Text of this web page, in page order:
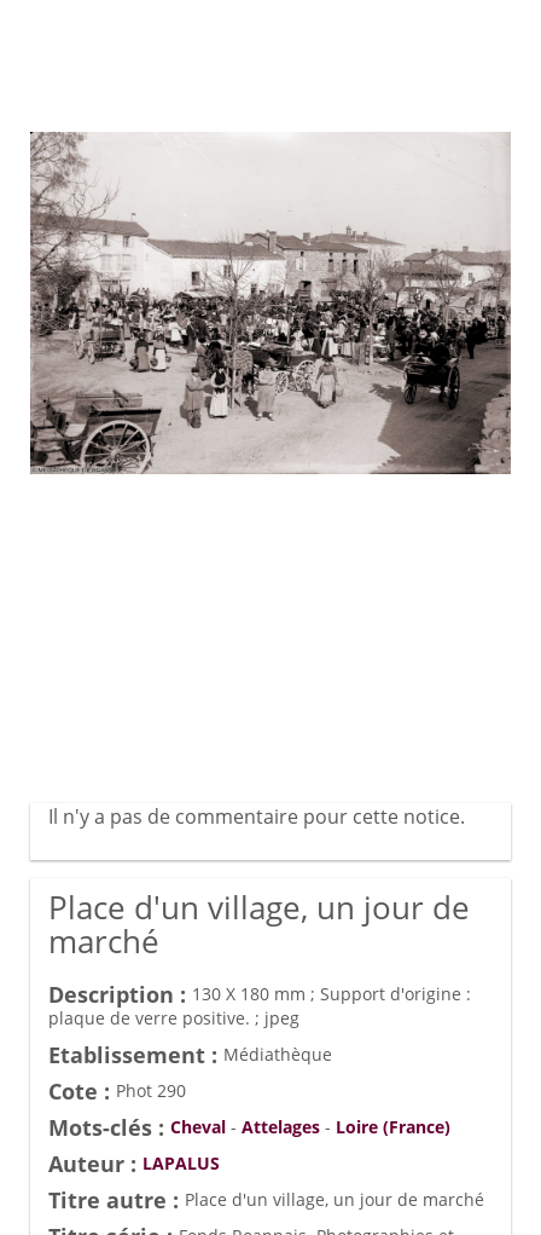
Il n'y a pas de commentaire pour cette notice.
Place d'un village, un jour de
marché
Description : 130 X 180 mm ; Support d'origine :
plaque de verre positive. ; jpeg
Etablissement : Médiathèque
Cote : Phot 290
Mots-clés : Cheval - Attelages - Loire (France)
Auteur : LAPALUS
Titre autre : Place d'un village, un jour de marché